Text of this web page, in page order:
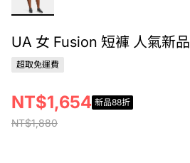
UA 女 Fusion 短褲 人氣新品
超取免運費
NT$1,880
NT$1,654 新品88折